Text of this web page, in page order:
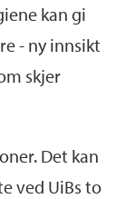
kan gi
- ny innsikt
skjer
Det kan
ved UiBs to